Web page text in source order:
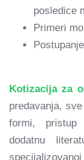
posledice
Primeri
Kotizacija za
predavanja,
formi, pristup
dodatnu
specijalizovanoj